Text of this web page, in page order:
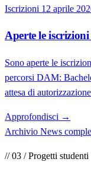
Iscrizioni 12 aprile
Aperte le
Sono aperte le
percorsi DAM:
attesa di
Approfondisci →
Archivio News
// 03 / Progetti